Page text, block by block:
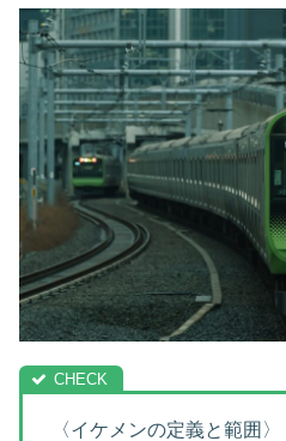
〈イケメンの定義と範囲〉